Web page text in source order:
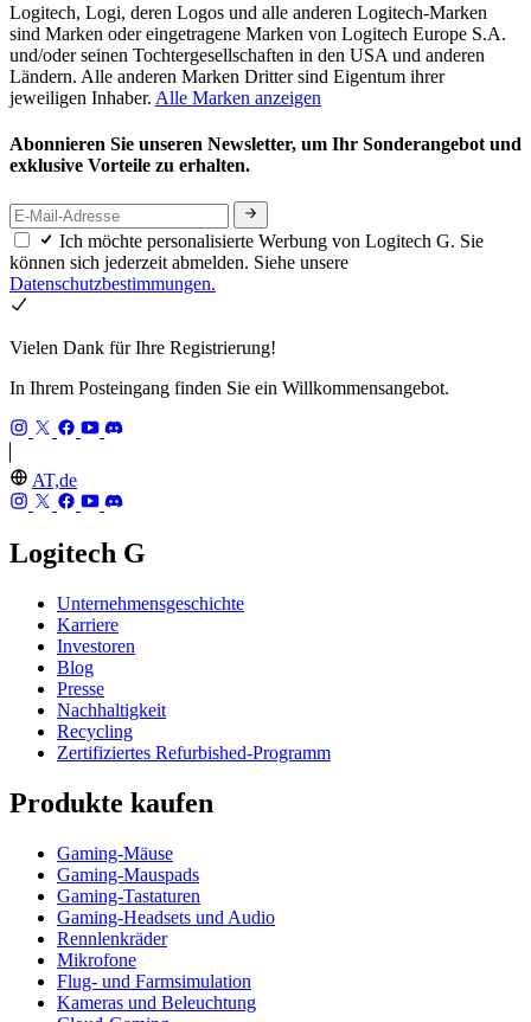
Logitech, Logi, deren Logos und alle anderen Logitech-Marken
sind Marken oder eingetragene Marken von Logitech Europe S.A.
und/oder seinen Tochtergesellschaften in den USA und anderen
Ländern. Alle anderen Marken Dritter sind Eigentum ihrer
jeweiligen Inhaber. Alle Marken anzeigen
Abonnieren Sie unseren Newsletter, um Ihr Sonderangebot und
exklusive Vorteile zu erhalten.
Ich möchte personalisierte Werbung von Logitech G. Sie
können sich jederzeit abmelden. Siehe unsere
Datenschutzbestimmungen.
Vielen Dank für Ihre Registrierung!
In Ihrem Posteingang finden Sie ein Willkommensangebot.
AT,de
Logitech G
Unternehmensgeschichte
Karriere
Investoren
Blog
Presse
Nachhaltigkeit
Recycling
Zertifiziertes Refurbished-Programm
Produkte kaufen
Gaming-Mäuse
Gaming-Mauspads
Gaming-Tastaturen
Gaming-Headsets und Audio
Rennlenkräder
Mikrofone
Flug- und Farmsimulation
Kameras und Beleuchtung